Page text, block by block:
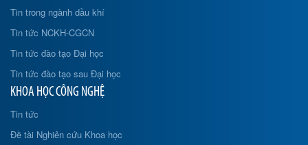
Tin trong ngành dầu khí
Tin tức NCKH-CGCN
Tin tức đào tạo Đại học
Tin tức đào tạo sau Đại học
KHOA HỌC CÔNG NGHỆ
Tin tức
Đề tài Nghiên cứu Khoa học